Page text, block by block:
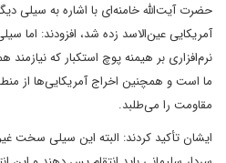
حضرت آیت‌الله خامنه‌ای با اشاره به سیلی
آمریکایی عین‌الاسد زده شد، افزودند: اما
نرم‌افزاری بر هیمنه پوچ استکبار که
ما است و همچنین اخراج آمریکایی‌ها از
مقاومت را می‌طلبد.
ایشان تأکید کردند: البته این سیلی سخت